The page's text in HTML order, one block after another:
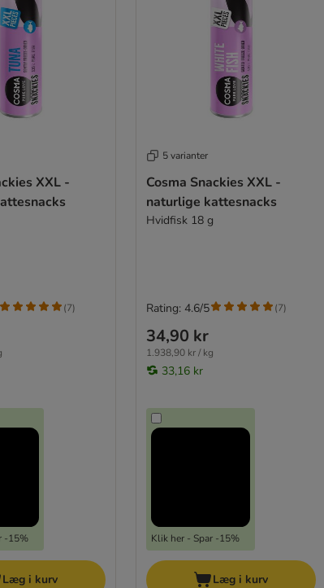
XXL -
-15%
(7)
Læg i kurv
5 varianter
Cosma Snackies XXL -
naturlige kattesnacks
Hvidfisk 18 g
34,90 kr
1.938,90 kr / kg
33,16 kr
Klik her - Spar -15%
Rating: 4.6/5 (7)
Læg i kurv